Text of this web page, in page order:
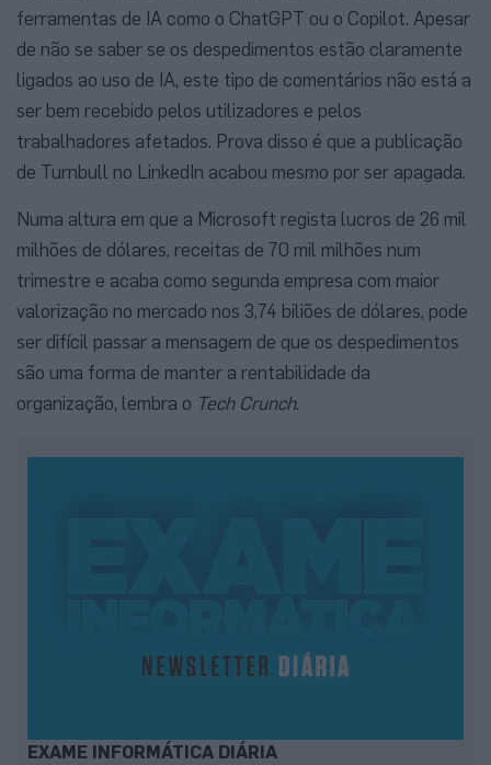
ferramentas de IA como o ChatGPT ou o Copilot. Apesar
de não se saber se os despedimentos estão claramente
ligados ao uso de IA, este tipo de comentários não está a
ser bem recebido pelos utilizadores e pelos
trabalhadores afetados. Prova disso é que a publicação
de Turnbull no LinkedIn acabou mesmo por ser apagada.
Numa altura em que a Microsoft regista lucros de 26 mil
milhões de dólares, receitas de 70 mil milhões num
trimestre e acaba como segunda empresa com maior
valorização no mercado nos 3,74 biliões de dólares, pode
ser difícil passar a mensagem de que os despedimentos
são uma forma de manter a rentabilidade da
organização, lembra o Tech Crunch.
EXAME INFORMÁTICA DIÁRIA